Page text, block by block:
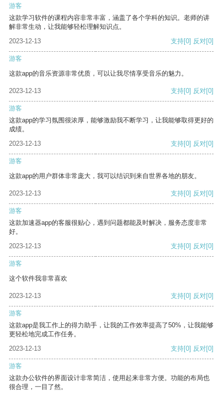
游客
这款学习软件的课程内容非常丰富，涵盖了各个学科的知识。老师的讲
解非常生动，让我能够轻松理解知识点。
2023-12-13
支持[0] 反对[0]
游客
这款app的音乐资源非常优质，可以让我尽情享受音乐的魅力。
2023-12-13 支持[0] 反对[0]
游客
这款app的学习氛围很浓厚，能够激励我不断学习，让我能够取得更好的
成绩。
2023-12-13
支持[0] 反对[0]
游客
这款app的用户群体非常庞大，我可以结识到来自世界各地的朋友。
2023-12-13 支持[0] 反对[0]
游客
这款加速器app的客服很贴心，遇到问题都能及时解决，服务态度非常
好。
2023-12-13
支持[0] 反对[0]
游客
这个软件我非常喜欢
2023-12-13 支持[0] 反对[0]
游客
这款app是我工作上的得力助手，让我的工作效率提高了50%，让我能够
更轻松地完成工作任务。
2023-12-13
支持[0] 反对[0]
游客
这款办公软件的界面设计非常简洁，使用起来非常方便。功能的布局也
很合理，一目了然。